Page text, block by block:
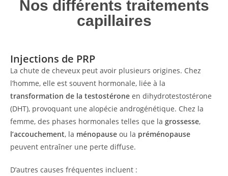
Nos différents traitements
capillaires
Injections de PRP
La chute de cheveux peut avoir plusieurs origines. Chez
l’homme, elle est souvent hormonale, liée à la
transformation de la testostérone en dihydrotestostérone
(DHT), provoquant une alopécie androgénétique. Chez la
femme, des phases hormonales telles que la grossesse,
l’accouchement, la ménopause ou la préménopause
peuvent entraîner une perte diffuse.
D’autres causes fréquentes incluent :